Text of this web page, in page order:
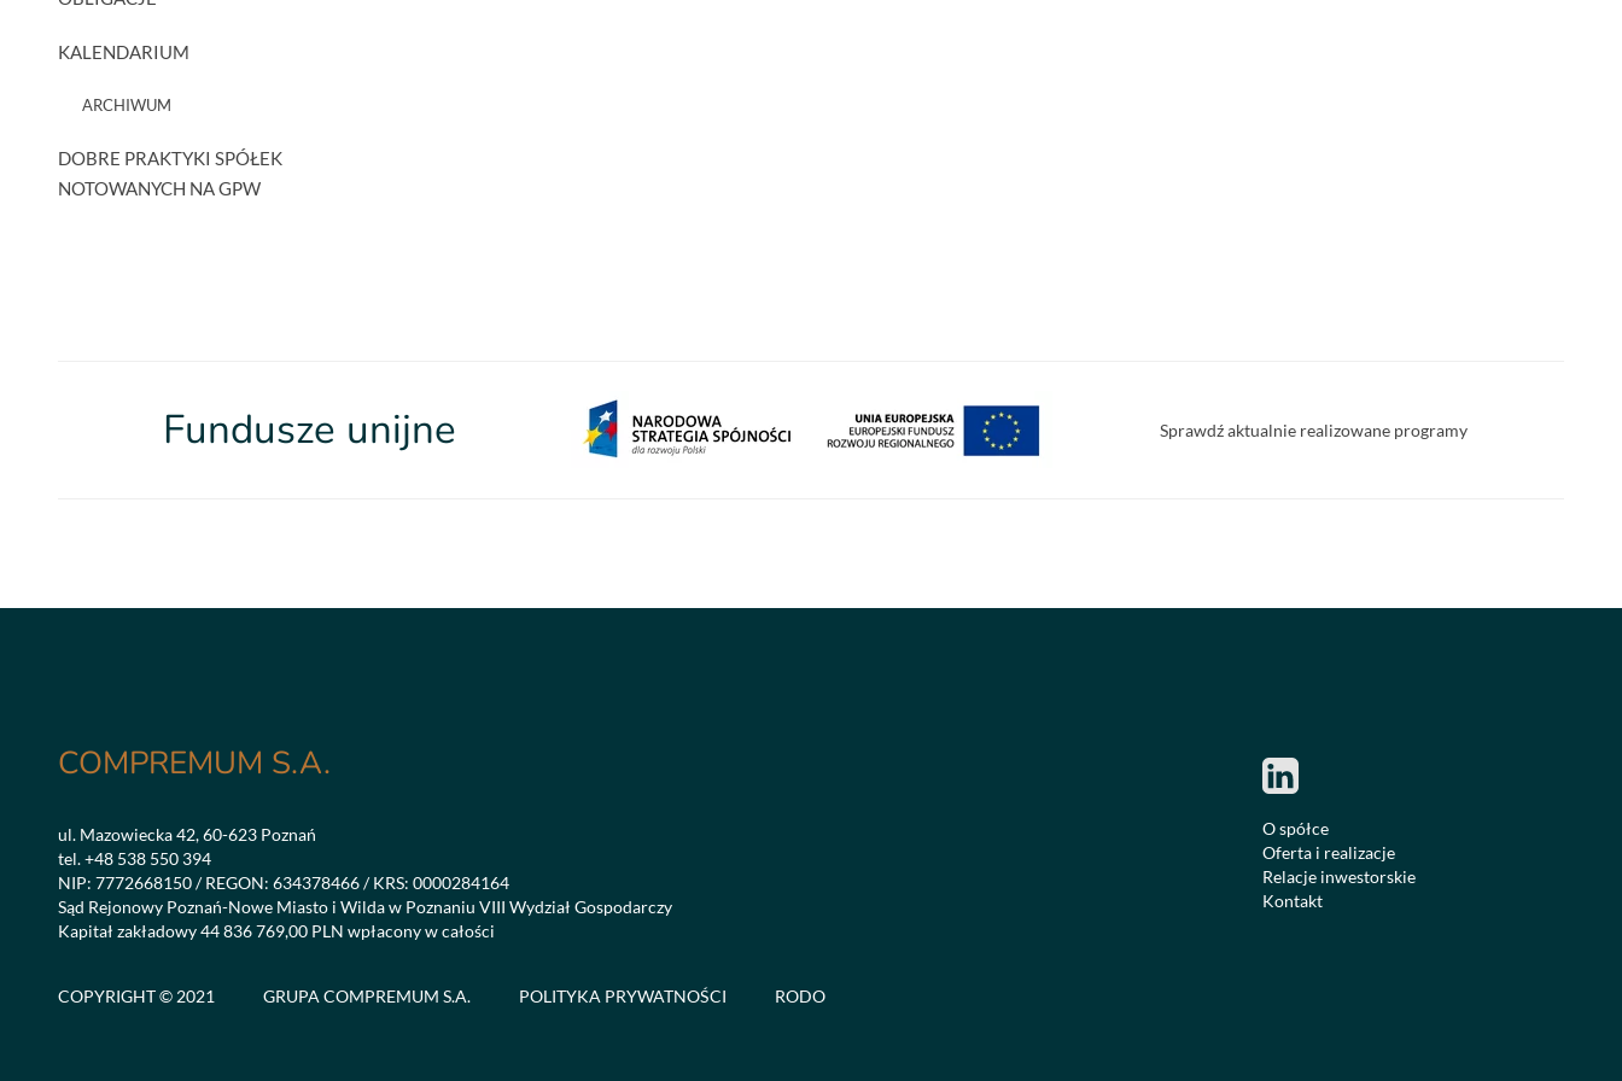
KALENDARIUM
ARCHIWUM
DOBRE PRAKTYKI SPÓŁEK
NOTOWANYCH NA GPW
Fundusze unijne Sprawdź aktualnie realizowane programy
COMPREMUM S.A.
ul. Mazowiecka 42, 60-623 Poznań
tel.+48 538 550 394
NIP: 7772668150 / REGON: 634378466 / KRS: 0000284164
Sąd Rejonowy Poznań-Nowe Miasto i Wilda w Poznaniu VIII Wydział Gospodarczy
Kapitał zakładowy 44 836 769,00 PLN wpłacony w całości
O spółce
Oferta i realizacje
Relacje inwestorskie
Kontakt
COPYRIGHT © 2021 GRUPA COMPREMUM S.A. POLITYKA PRYWATNOŚCI RODO